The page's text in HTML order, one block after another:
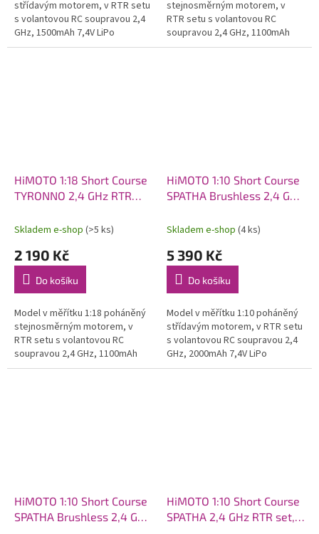
střídavým motorem, v RTR setu
s volantovou RC soupravou 2,4
GHz, 1500mAh 7,4V LiPo
pohonným akumulátorem a
stejnosměrným motorem, v
RTR setu s volantovou RC
soupravou 2,4 GHz, 1100mAh
7,2V NiMH pohonným
HiMOTO 1:18 Short Course
TYRONNO 2,4 GHz RTR
Skladem e-shop (>5 ks)
2 190 Kč
Do košíku
Model v měřítku 1:18 poháněný
stejnosměrným motorem, v
RTR setu s volantovou RC
soupravou 2,4 GHz, 1100mAh
7,2V NiMH pohonným
HiMOTO 1:10 Short Course
SPATHA Brushless 2,4 GHz
Skladem e-shop (4 ks)
5 390 Kč
Do košíku
Model v měřítku 1:10 poháněný
střídavým motorem, v RTR setu
s volantovou RC soupravou 2,4
GHz, 2000mAh 7,4V LiPo
pohonným akumulátorem a
HiMOTO 1:10 Short Course
SPATHA Brushless 2,4 GHz
HiMOTO 1:10 Short Course
SPATHA 2,4 GHz RTR set,